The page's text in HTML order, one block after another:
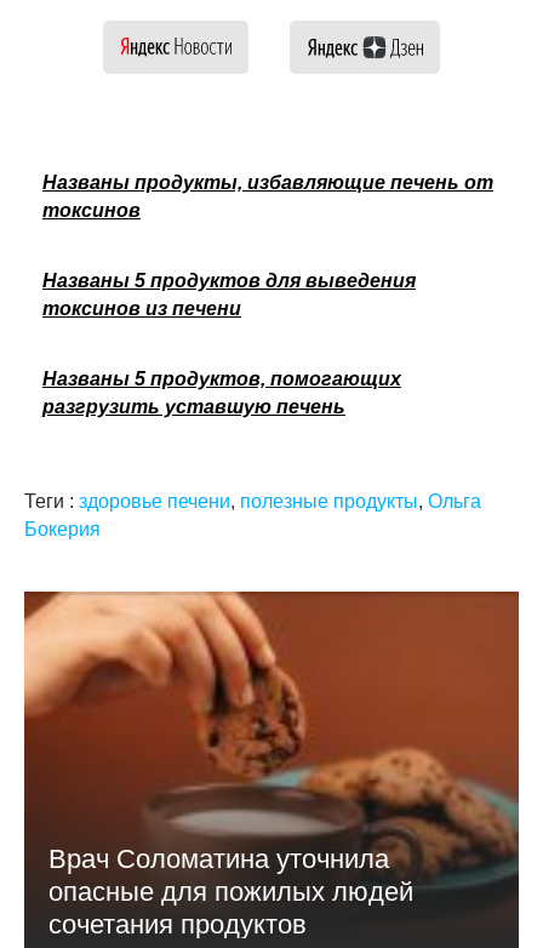
Названы продукты, избавляющие печень от
токсинов
Названы 5 продуктов для выведения
токсинов из печени
Названы 5 продуктов, помогающих
разгрузить уставшую печень
Теги : здоровье печени, полезные продукты, Ольга
Бокерия
Врач Соломатина уточнила
опасные для пожилых людей
сочетания продуктов